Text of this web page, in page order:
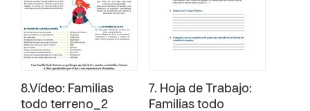
8.Vídeo: Familias
todo terreno_2
7. Hoja de Trabajo:
Familias todo